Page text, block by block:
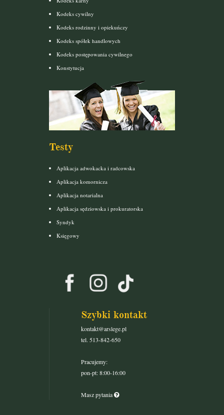
Kodeks cywilny
Kodeks rodzinny i opiekuńczy
Kodeks spółek handlowych
Kodeks postępowania cywilnego
Konstytucja
Testy
Aplikacja adwokacka i radcowska
Aplikacja komornicza
Aplikacja notarialna
Aplikacja sędziowska i prokuratorska
Syndyk
Księgowy
Szybki kontakt
kontakt@arslege.pl
tel. 513-842-650
Pracujemy:
pon-pt: 8:00-16:00
Masz pytania